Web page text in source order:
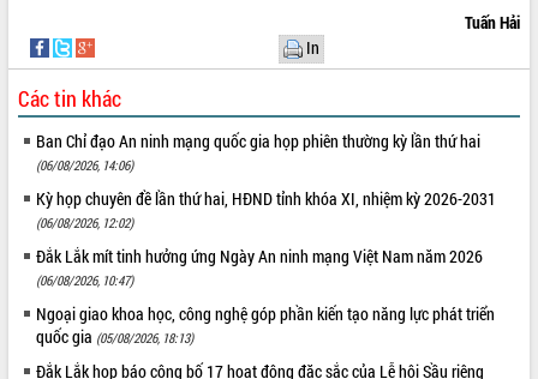
Khởi động Dự án Đầu tư xây dựng hạ
tầng kỹ thuật Cụm công nghiệp Tân
Tiến
Gặp mặt các cơ quan báo chí nhân Kỷ
niệm 101 năm Ngày Báo chí Cách
mạng Việt Nam
Đắk Lắk sơ kết 4 năm triển khai thực
hiện Đề án 06 của Chính phủ
Họp báo thông tin về Hội nghị Công bố
Quy hoạch và Xúc tiến đầu tư tỉnh Đắk
Khơi thông điểm nghẽn, đẩy nhanh
giải ngân vốn khắc phục thiên tai
Tuấn Hải
In
Các tin khác
Ban Chỉ đạo An ninh mạng quốc gia họp phiên thường kỳ lần thứ hai
(06/08/2026, 14:06)
Kỳ họp chuyên đề lần thứ hai, HĐND tỉnh khóa XI, nhiệm kỳ 2026-2031
(06/08/2026, 12:02)
Đắk Lắk mít tinh hưởng ứng Ngày An ninh mạng Việt Nam năm 2026
(06/08/2026, 10:47)
Ngoại giao khoa học, công nghệ góp phần kiến tạo năng lực phát triển
quốc gia (05/08/2026, 18:13)
Đắk Lắk họp báo công bố 17 hoạt động đặc sắc của Lễ hội Sầu riêng